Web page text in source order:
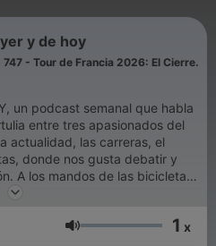
y de hoy
747 - Tour de Francia 2026: El Cierre.
un podcast semanal que habla
entre tres apasionados del
actualidad, las carreras, el
donde nos gusta debatir y
A los mandos de las bicicletas:
Ángel Peláez. Pásate
para jugar, para divertirte
Volumen 1 x